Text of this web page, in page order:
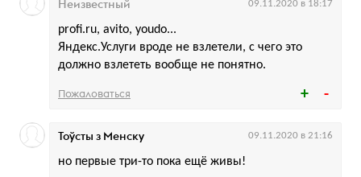
profi.ru, avito, youdo...
Яндекс.Услуги вроде не взлетели, с чего это
должно взлететь вообще не понятно.
Неизвестный 09.11.2020 в 18:17
Пожаловаться
но первые три-то пока ещё живы!
Тоўсты з Менску 09.11.2020 в 21:16